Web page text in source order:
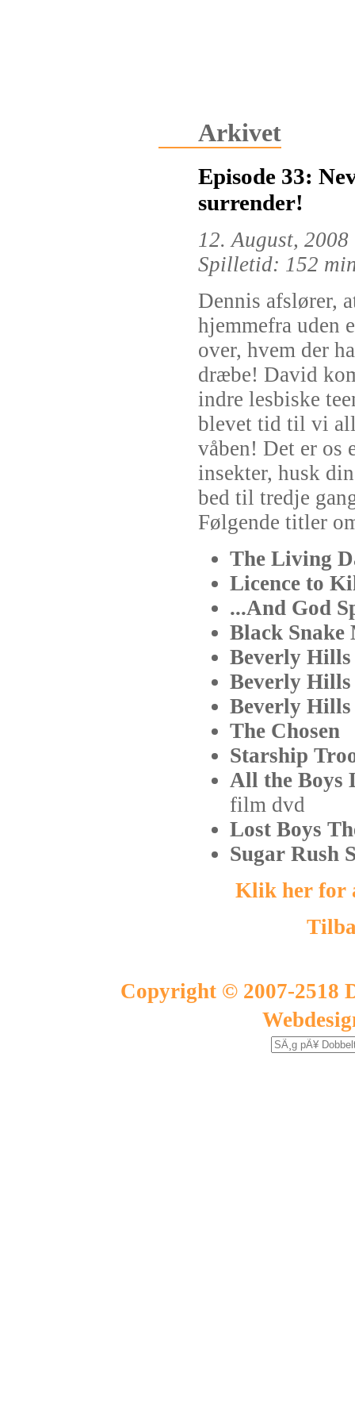
Arkivet
Episode 33:
surrender!
12. August, 2008
Spilletid: 152
Dennis afslører,
hjemmefra uden
over, hvem der
dræbe! David
indre lesbiske
blevet tid til vi
våben! Det er os
insekter, husk
bed til tredje
Følgende titler
The Living
Licence to
...And God
Black
Beverly
Beverly
Beverly
The
Starship
All the Boys
film dvd
Lost Boys
Sugar Rush
Klik her for
Copyright © 2007-2518